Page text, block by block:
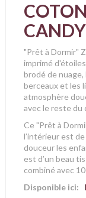
"Prêt à Dormir"
imprimé d'étoiles
brodé de
berceaux et les
atmosphère
avec le reste du
Ce "Prêt à
l’intérieur est
douceur les
est d’un beau
combiné avec
Disponible ici: